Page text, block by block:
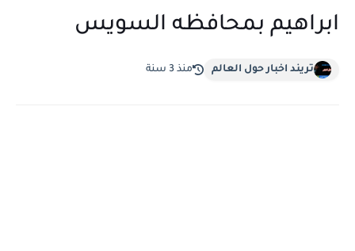
ابراهيم بمحافظه السويس
تريند اخبار حول العالم منذ 3 سنة